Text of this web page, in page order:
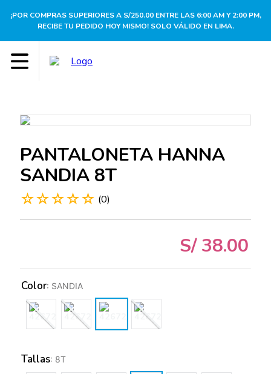
¡POR COMPRAS SUPERIORES A S/250.00 ENTRE LAS 6:00 AM Y 2:00 PM,
RECIBE TU PEDIDO HOY MISMO! SOLO VÁLIDO EN LIMA.
PANTALONETA HANNA
SANDIA 8T
☆☆☆☆☆ (0)
S/ 38.00
Tallas: 8T
Color: SANDIA